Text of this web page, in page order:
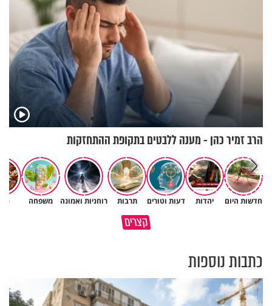
הרב זמיר כהן - מענה ללבטים בתקופת ההתחזקות
חדשות היום יהדות דעות וטורים תרבות רוחניות ואמונה משפחה
קצרים
כל קושי שחווית היה ניסיון לרומם
פגיעה עצמית וחרדות – איך
מכילים את זה? זוגיות במבחן,
כתבות נוספות